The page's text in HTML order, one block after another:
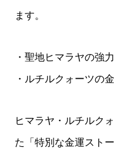
ます。
・聖地ヒマラヤの強
・ルチルクォーツの
ヒマラヤ・ルチルク
た「特別な金運スト